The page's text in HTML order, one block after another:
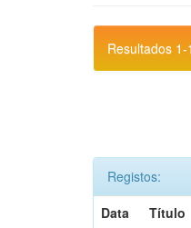
Resultados 1-
Registos:
Data
Título